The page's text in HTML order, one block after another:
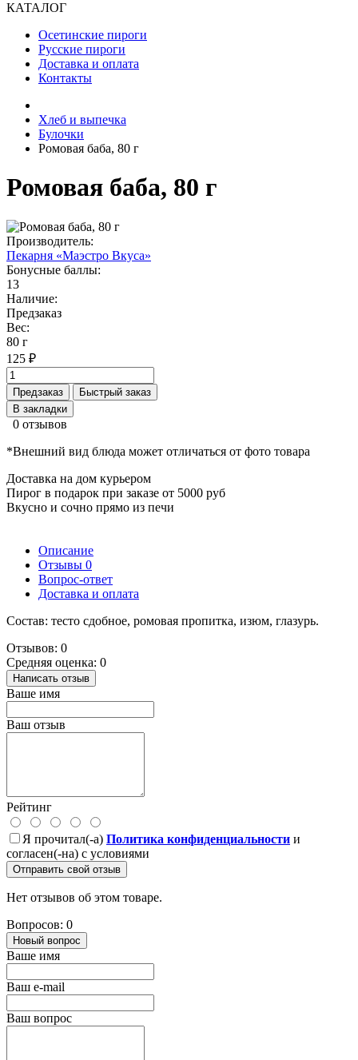
КАТАЛОГ
Осетинские пироги
Русские пироги
Доставка и оплата
Контакты
Хлеб и выпечка
Булочки
Ромовая баба, 80 г
Ромовая баба, 80 г
Производитель:
Пекарня «Маэстро Вкуса»
Бонусные баллы:
13
Наличие:
Предзаказ
Вес:
80 г
125 ₽
Предзаказ
Быстрый заказ
В закладки
0 отзывов
*Внешний вид блюда может отличаться от фото товара
Доставка на дом курьером
Пирог в подарок при заказе от 5000 руб
Вкусно и сочно прямо из печи
Описание
Отзывы 0
Вопрос-ответ
Доставка и оплата
Состав: тесто сдобное, ромовая пропитка, изюм, глазурь.
Отзывов: 0
Средняя оценка: 0
Написать отзыв
Ваше имя
Ваш отзыв
Рейтинг
Я прочитал(-а) Политика конфиденциальности и
согласен(-на) с условиями
Отправить свой отзыв
Нет отзывов об этом товаре.
Вопросов: 0
Новый вопрос
Ваше имя
Ваш e-mail
Ваш вопрос